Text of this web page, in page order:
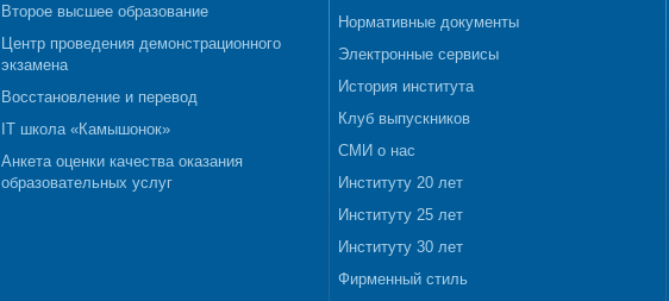
Второе высшее образование
Центр проведения демонстрационного
экзамена
Восстановление и перевод
IT школа «Камышонок»
Анкета оценки качества оказания
образовательных услуг
Нормативные документы
Электронные сервисы
История института
Клуб выпускников
СМИ о нас
Институту 20 лет
Институту 25 лет
Институту 30 лет
Фирменный стиль